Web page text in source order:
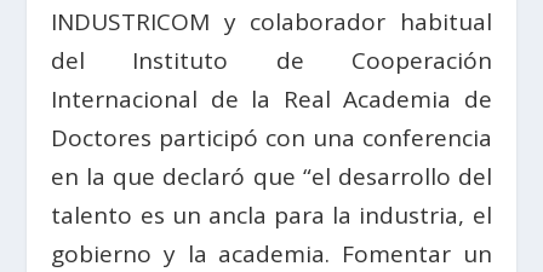
INDUSTRICOM y colaborador habitual
del Instituto de Cooperación
Internacional de la Real Academia de
Doctores participó con una conferencia
en la que declaró que “el desarrollo del
talento es un ancla para la industria, el
gobierno y la academia. Fomentar un